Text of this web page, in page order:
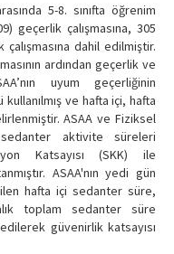
5-8. sınıfta öğrenim
geçerlik çalışmasına, 305
dahil edilmiştir.
ardından geçerlik ve
uyum geçerliğinin
ve hafta içi, hafta
ASAA ve Fiziksel
aktivite süreleri
Katsayısı (SKK) ile
ASAA'nın yedi gün
hafta içi sedanter süre,
toplam sedanter süre
güvenirlik katsayısı